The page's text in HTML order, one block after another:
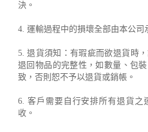
決。
4. 運輸過程中的損壞全部由本公司
5. 退貨須知：有瑕疵而欲退貨時
退回物品的完整性，如數量、包
致，否則恕不予以退貨或銷帳。
6. 客戶需要自行安排所有退貨之
收。